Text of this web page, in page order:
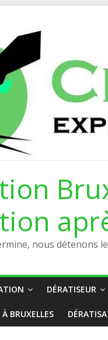
nous détenons
DÉRATISEUR
BRUXELLES